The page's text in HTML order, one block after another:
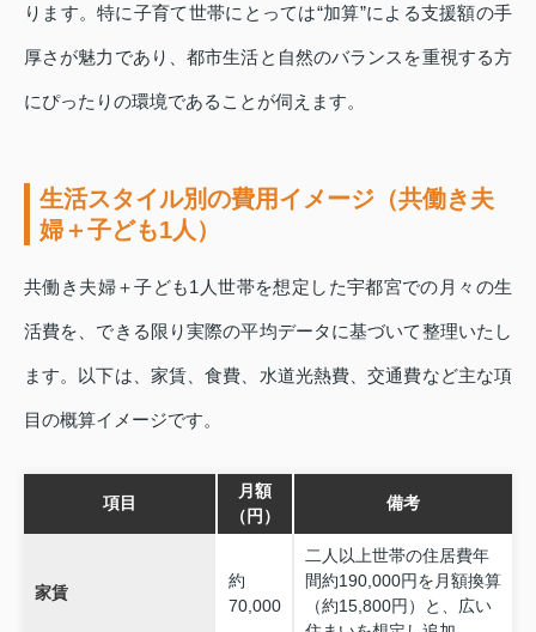
ります。特に子育て世帯にとっては“加算”による支援額の手
厚さが魅力であり、都市生活と自然のバランスを重視する方
にぴったりの環境であることが伺えます。
生活スタイル別の費用イメージ（共働き夫
婦＋子ども1人）
共働き夫婦＋子ども1人世帯を想定した宇都宮での月々の生
活費を、できる限り実際の平均データに基づいて整理いたし
ます。以下は、家賃、食費、水道光熱費、交通費など主な項
目の概算イメージです。
項目
月額
（円）
備考
家賃
約
70,000
二人以上世帯の住居費年
間約190,000円を月額換算
（約15,800円）と、広い